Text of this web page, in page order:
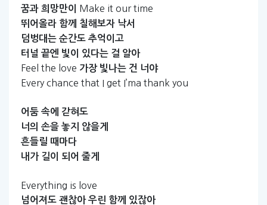
꿈과 희망만이 Make it our time
뛰어올라 함께 칠해보자 낙서
덤벙대는 순간도 추억이고
터널 끝엔 빛이 있다는 걸 알아
Feel the love 가장 빛나는 건 너야
Every chance that I get I’ma thank you
어둠 속에
갇혀도
너의 손을 놓지 않을게
흔들릴 때마다
내가 길이 되어 줄게
Everything is love
넘어져도 괜찮아 우린 함께
있잖아